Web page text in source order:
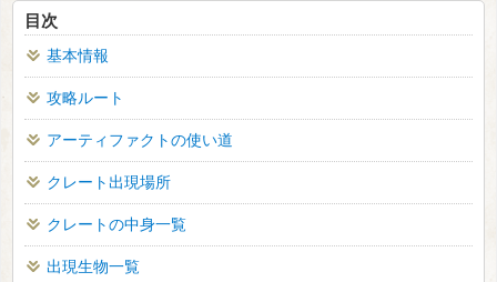
目次
基本情報
攻略ルート
アーティファクトの使い道
クレート出現場所
クレートの中身一覧
出現生物一覧